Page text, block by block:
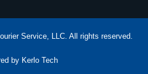
Service, LLC. All rights reserved.
by Kerlo Tech